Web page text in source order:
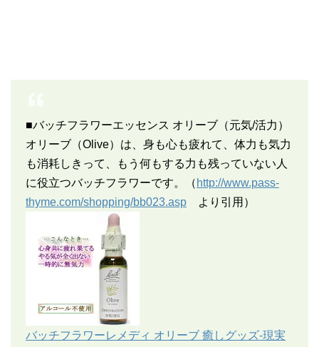
■バッチフラワーエッセンス オリーブ（元気/活力）
オリーブ（Olive）は、身も心も疲れて、体力も気力
も消耗しきって、もう何もする力も残っていない人
に役立つバッチフラワーです。（ http://www.pass-
thyme.com/shopping/bb023.asp より引用）
バッチフラワーレメディ オリーブ 癒しグッズ-現実